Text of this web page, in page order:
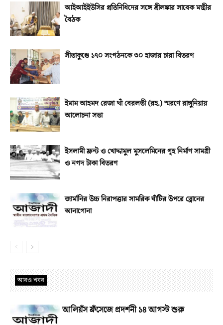
আইআইইউসির প্রতিনিধিদের সঙ্গে শ্রীলঙ্কার সাবেক মন্ত্রীর
বৈঠক
সীতাকুণ্ডে ১৭০ সংগঠনকে ৩০ হাজার চারা বিতরণ
ইমাম আহমদ রেজা খাঁ বেরলভী (রহ.) স্মরণে রাঙ্গুনিয়ায়
আলোচনা সভা
ইসলামী ফ্রন্ট ও খোদ্দামুল মুসলেমিনের গৃহ নির্মাণ সামগ্রী
ও নগদ টাকা বিতরণ
জার্মানির উচ্চ নিরাপত্তার সামরিক ঘাঁটির উপরে ড্রোনের
আনাগোনা
আরও খবর
আলিয়ঁস ফ্রঁসেজে প্রদর্শনী ১৪ আগস্ট শুরু